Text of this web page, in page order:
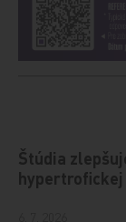
Štúdia